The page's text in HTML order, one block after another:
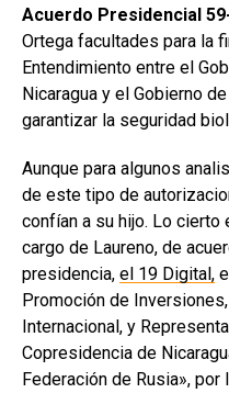
Acuerdo Presidencial
Ortega facultades para la
Entendimiento entre el
Nicaragua y el Gobierno
garantizar la seguridad
Aunque para algunos
de este tipo de
confían a su hijo. Lo
cargo de Laureno, de
presidencia, el 19 Digital,
Promoción de
Internacional, y
Copresidencia de
Federación de Rusia»,